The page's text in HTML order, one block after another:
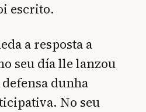
escrito.
a resposta a
seu día lle lanzou
dunha
No seu